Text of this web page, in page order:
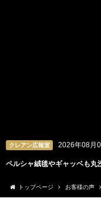
クレアン広報室 2026年08月
ペルシャ絨毯やギャッベも丸
トップページ お客様の声